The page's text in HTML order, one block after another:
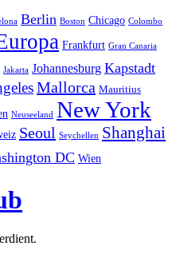
Berlin Boston Chicago Colombo
Frankfurt Gran Canaria
Jakarta Johannesburg Kapstadt
Mallorca Mauritius
Neuseeland New York
Seoul Seychellen Shanghai
DC Wien